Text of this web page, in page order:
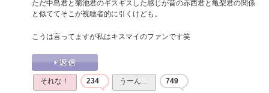
ただ中島君と菊池君のギスギスした感じが昔の赤西君と亀梨君の関係
と似ててそこが視聴者的に引くけども。
こうは言ってますが私はキスマイのファンです笑
それな！ 234 うーん… 749